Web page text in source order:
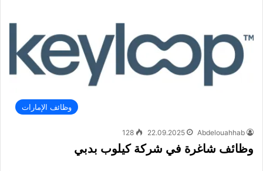
وظائف الإمارات
Abdelouahhab
22.09.2025
128
وظائف شاغرة في شركة كيلوب بدبي